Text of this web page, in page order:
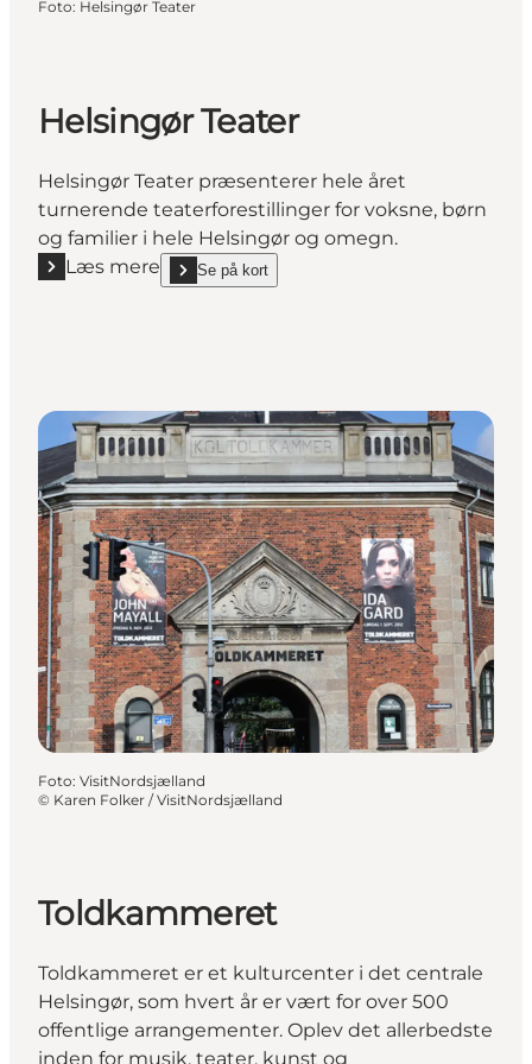
Foto: Helsingør Teater
Helsingør Teater
Helsingør Teater præsenterer hele året
turnerende teaterforestillinger for voksne, børn
og familier i hele Helsingør og omegn.
Læs mere
Læs mere "Helsingør Teater"
Se på kort
show Helsingør Teater on_map
Foto: VisitNordsjælland
© Karen Folker / VisitNordsjælland
Toldkammeret
Toldkammeret er et kulturcenter i det centrale
Helsingør, som hvert år er vært for over 500
offentlige arrangementer. Oplev det allerbedste
inden for musik, teater, kunst og